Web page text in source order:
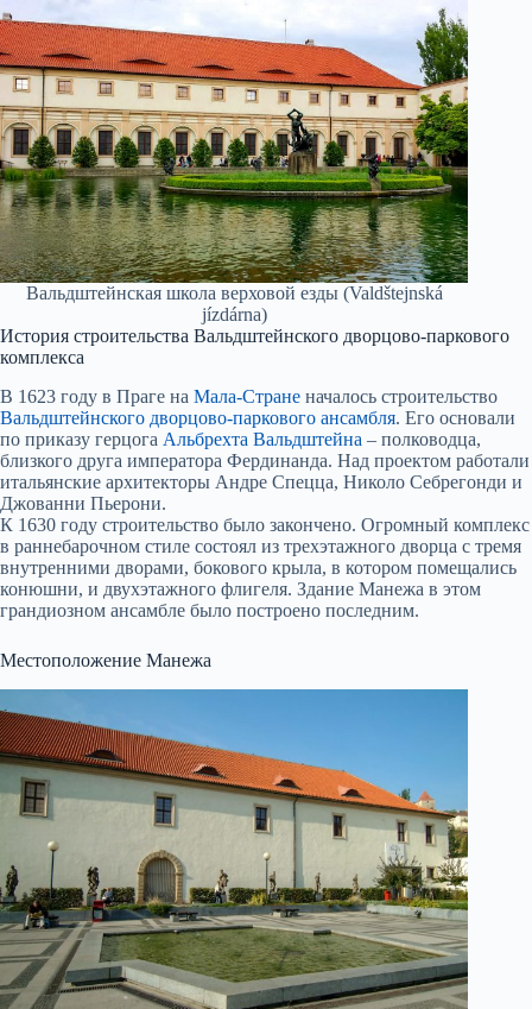
Вальдштейнская школа верховой езды (Valdštejnská
jízdárna)
История строительства Вальдштейнского дворцово-паркового
комплекса
В 1623 году в Праге на Мала-Стране началось строительство
Вальдштейнского дворцово-паркового ансамбля. Его основали
по приказу герцога Альбрехта Вальдштейна – полководца,
близкого друга императора Фердинанда. Над проектом работали
итальянские архитекторы Андре Спецца, Николо Себрегонди и
Джованни Пьерони.
К 1630 году строительство было закончено. Огромный комплекс
в раннебарочном стиле состоял из трехэтажного дворца с тремя
внутренними дворами, бокового крыла, в котором помещались
конюшни, и двухэтажного флигеля. Здание Манежа в этом
грандиозном ансамбле было построено последним.
Местоположение Манежа